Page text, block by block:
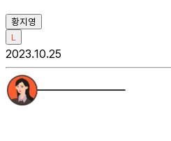
황지영
L
2023.10.25